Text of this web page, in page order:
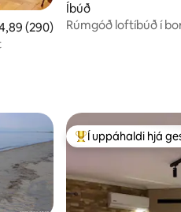
af 5 í meðaleinkunn, 290
(290)
Íbúð
Rúmgóð loftíbúð í
Í mestu uppáhaldi
Í uppáhaldi hjá